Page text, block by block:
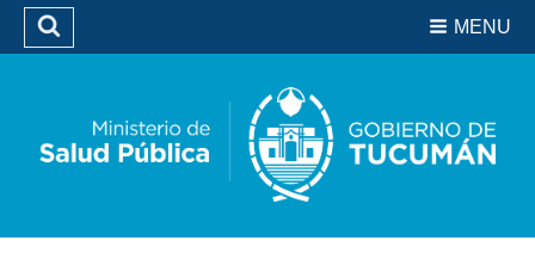
Biblioteca
MENU
Buscar